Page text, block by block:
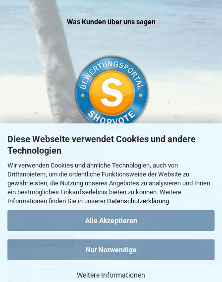
Diese Webseite verwendet Cookies und andere
Technologien
Wir verwenden Cookies und ähnliche Technologien, auch von
Drittanbietern, um die ordentliche Funktionsweise der Website zu
gewährleisten, die Nutzung unseres Angebotes zu analysieren und Ihnen
ein bestmögliches Einkaufserlebnis bieten zu können. Weitere
Informationen finden Sie in unserer Datenschutzerklärung.
Alle Akzeptieren
Nur Notwendige
Weitere Informationen
Was Kunden über uns sagen
»zur Echtheit von Kundenbewertungen
Vertrag widerrufen
(4.99 / 5)
Bewertungen bei: ausgezeichnet.org, shopvote.de ⓘ